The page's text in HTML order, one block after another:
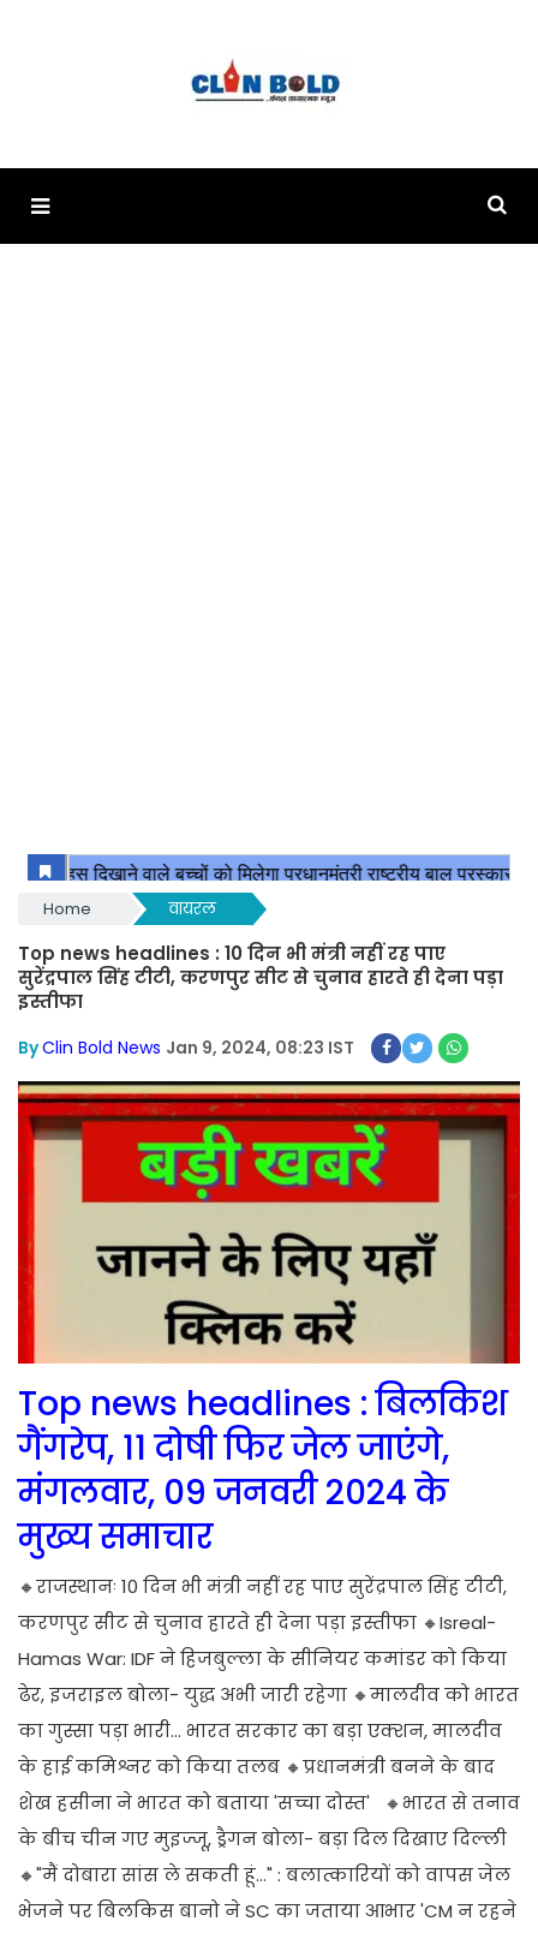
Home वायरल
Top news headlines : 10 दिन भी मंत्री नहीं रह पाए
सुरेंद्रपाल सिंह टीटी, करणपुर सीट से चुनाव हारते ही देना पड़ा
इस्तीफा
ByClin Bold News Jan 9, 2024, 08:23 IST
Top news headlines : बिलकिश
गैंगरेप, 11 दोषी फिर जेल जाएंगे,
मंगलवार, 09 जनवरी 2024 के
मुख्य समाचार
🔸राजस्थानः 10 दिन भी मंत्री नहीं रह पाए सुरेंद्रपाल सिंह टीटी,
करणपुर सीट से चुनाव हारते ही देना पड़ा इस्तीफा 🔸Isreal-
Hamas War: IDF ने हिजबुल्ला के सीनियर कमांडर को किया
ढेर, इजराइल बोला- युद्ध अभी जारी रहेगा 🔸मालदीव को भारत
का गुस्सा पड़ा भारी... भारत सरकार का बड़ा एक्शन, मालदीव
के हाई कमिश्नर को किया तलब 🔸प्रधानमंत्री बनने के बाद
शेख हसीना ने भारत को बताया 'सच्चा दोस्त' 🔸भारत से तनाव
के बीच चीन गए मुइज्जू, ड्रैगन बोला- बड़ा दिल दिखाए दिल्ली
🔸"मैं दोबारा सांस ले सकती हूं..." : बलात्कारियों को वापस जेल
भेजने पर बिलकिस बानो ने SC का जताया आभार 'CM न रहने